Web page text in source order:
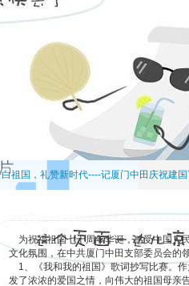
祖国，礼赞新时代----记厦门中田庆祝建
为祝福祖国七十周年华诞，感受中国人
文化氛围，在中共厦门中田支部委员会的
1、
《我和我的祖国》歌词抄写比赛。
发了浓浓的爱国之情，向伟大的祖国母亲